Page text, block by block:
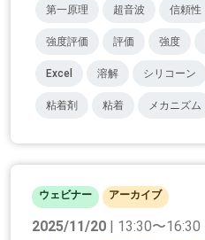
第一原理 超音波 信頼性
強度評価 評価 強度
Excel 溶解 シリコーン
粘着剤 粘着 メカニズム
ウェビナー アーカイブ
2025/11/20 | 13:30〜16:30